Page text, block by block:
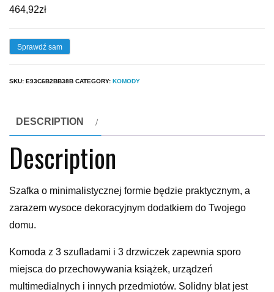
464,92zł
Sprawdź sam
SKU: E93C6B2BB38B CATEGORY: KOMODY
DESCRIPTION
Description
Szafka o minimalistycznej formie będzie praktycznym, a
zarazem wysoce dekoracyjnym dodatkiem do Twojego
domu.
Komoda z 3 szufladami i 3 drzwiczek zapewnia sporo
miejsca do przechowywania książek, urządzeń
multimedialnych i innych przedmiotów. Solidny blat jest